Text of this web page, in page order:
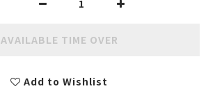
AVAILABLE TIME OVER
Add to Wishlist